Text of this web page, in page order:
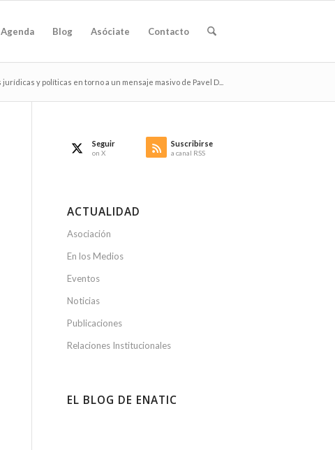
Agenda Blog Asóciate Contacto
y políticas en torno a un mensaje masivo de Pavel D...
Seguir
on X
Suscribirse
a canal RSS
ACTUALIDAD
Asociación
En los Medios
Eventos
Noticias
Publicaciones
Relaciones Institucionales
EL BLOG DE ENATIC